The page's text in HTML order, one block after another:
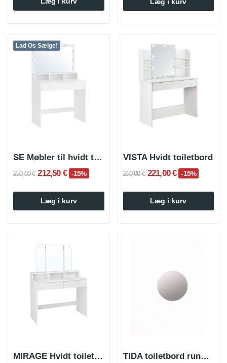
Lad Os Sælge!
SE Møbler til hvidt toiletbord
250,00 € 212,50 € -15%
Læg i kurv
VISTA Hvidt toiletbord
260,00 € 221,00 € -15%
Læg i kurv
MIRAGE Hvidt toiletbord TIDA toiletbord rundt spejl